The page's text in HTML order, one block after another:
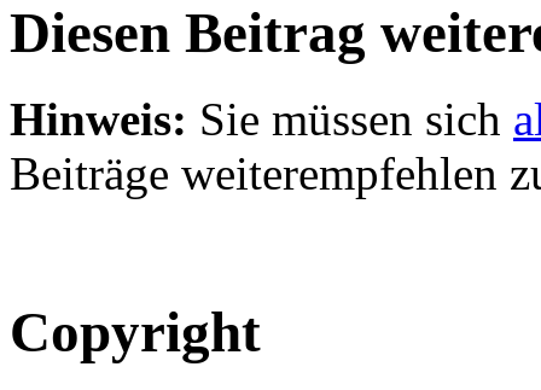
Diesen Beitrag
Hinweis: Sie müssen sich
Beiträge weiterempfehlen
Copyright